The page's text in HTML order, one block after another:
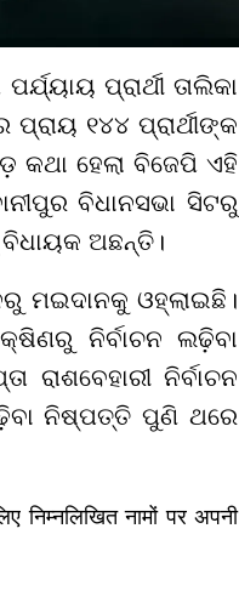
ପ୍ରାର୍ଥୀ ତାଲିକା
୧୪୪ ପ୍ରାର୍ଥୀଙ୍କ
କଥା ହେଲା ବିଜେପି ଏହି
ବିଧାନସଭା ସିଟରୁ
ଅଛନ୍ତି।
ମଇଦାନକୁ ଓହ୍ଲାଇଛି।
ନିର୍ବାଚନ ଲଢ଼ିବା
ନିର୍ବାଚନ
ନିଷ୍ପତ୍ତି ପୁଣି ଥରେ
निम्नलिखित नामों पर अपनी